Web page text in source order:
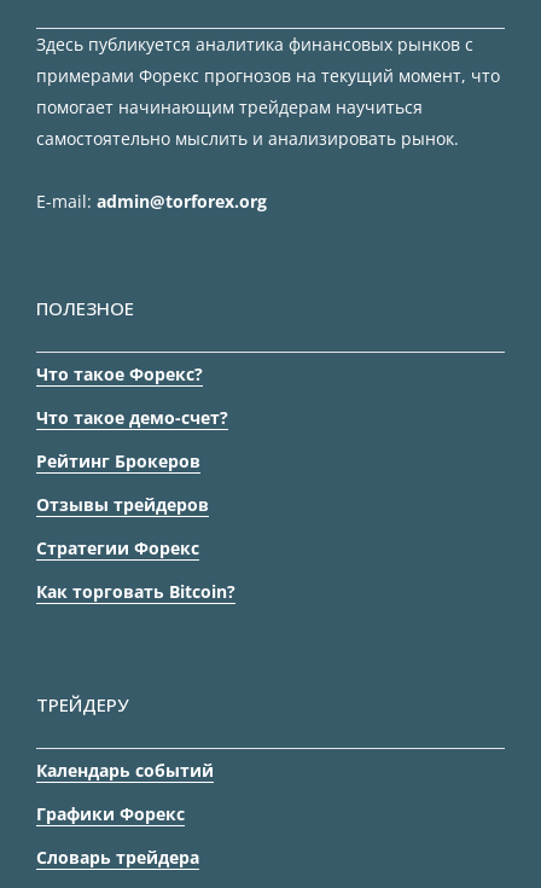
Здесь публикуется аналитика финансовых рынков с
примерами Форекс прогнозов на текущий момент, что
помогает начинающим трейдерам научиться
самостоятельно мыслить и анализировать рынок.
E-mail: admin@torforex.org
ПОЛЕЗНОЕ
Что такое Форекс?
Что такое демо-счет?
Рейтинг Брокеров
Отзывы трейдеров
Стратегии Форекс
Как торговать Bitcoin?
ТРЕЙДЕРУ
Календарь событий
Графики Форекс
Словарь трейдера